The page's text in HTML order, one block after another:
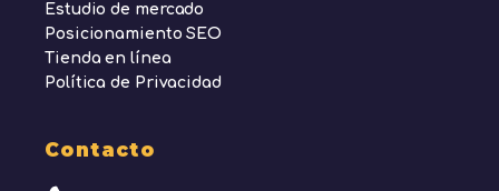
Estudio de mercado
Posicionamiento SEO
Tienda en línea
Política de Privacidad
Contacto